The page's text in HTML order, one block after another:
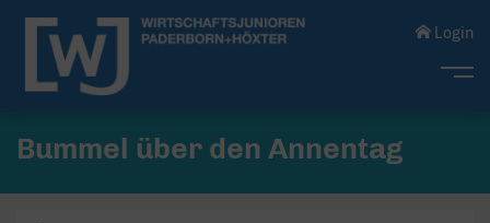
Login
Bummel über den Annentag